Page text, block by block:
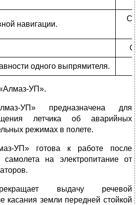
навигации.
одного выпрямителя.
УП».
УП» предназначена для
летчика об аварийных
режимах в полете.
УП» готова к работе после
самолета на электропитание от
выдачу речевой
касания земли передней стойкой